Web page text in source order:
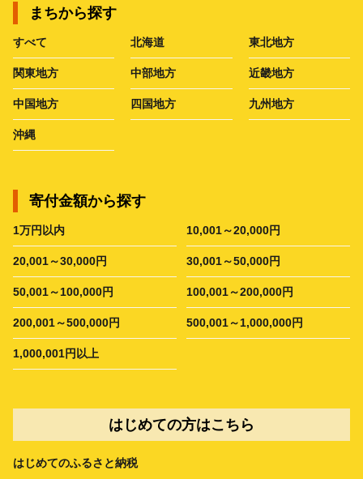
まちから探す
すべて 北海道 東北地方
関東地方 中部地方 近畿地方
中国地方 四国地方 九州地方
沖縄
寄付金額から探す
1万円以内 10,001～20,000円
20,001～30,000円 30,001～50,000円
50,001～100,000円 100,001～200,000円
200,001～500,000円 500,001～1,000,000円
1,000,001円以上
はじめての方はこちら
はじめてのふるさと納税